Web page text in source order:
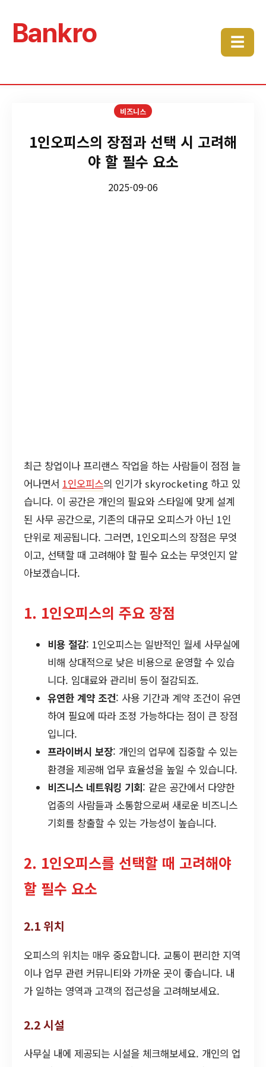
Bankro ☰
비즈니스
1인오피스의 장점과 선택 시 고려해
야 할 필수 요소
2025-09-06
최근 창업이나 프리랜스 작업을 하는 사람들이 점점 늘
어나면서 1인오피스의 인기가 skyrocketing 하고 있
습니다. 이 공간은 개인의 필요와 스타일에 맞게 설계
된 사무 공간으로, 기존의 대규모 오피스가 아닌 1인
단위로 제공됩니다. 그러면, 1인오피스의 장점은 무엇
이고, 선택할 때 고려해야 할 필수 요소는 무엇인지 알
아보겠습니다.
1. 1인오피스의 주요 장점
비용 절감: 1인오피스는 일반적인 월세 사무실에
비해 상대적으로 낮은 비용으로 운영할 수 있습
니다. 임대료와 관리비 등이 절감되죠.
유연한 계약 조건: 사용 기간과 계약 조건이 유연
하여 필요에 따라 조정 가능하다는 점이 큰 장점
입니다.
프라이버시 보장: 개인의 업무에 집중할 수 있는
환경을 제공해 업무 효율성을 높일 수 있습니다.
비즈니스 네트워킹 기회: 같은 공간에서 다양한
업종의 사람들과 소통함으로써 새로운 비즈니스
기회를 창출할 수 있는 가능성이 높습니다.
2. 1인오피스를 선택할 때 고려해야
할 필수 요소
2.1 위치
오피스의 위치는 매우 중요합니다. 교통이 편리한 지역
이나 업무 관련 커뮤니티와 가까운 곳이 좋습니다. 내
가 일하는 영역과 고객의 접근성을 고려해보세요.
2.2 시설
사무실 내에 제공되는 시설을 체크해보세요. 개인의 업